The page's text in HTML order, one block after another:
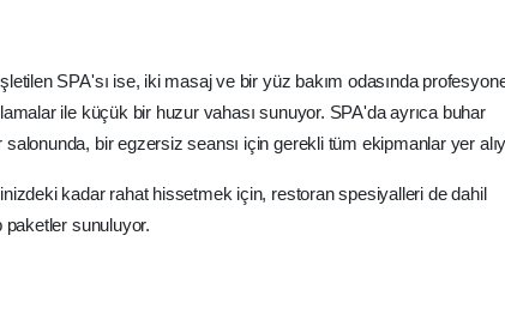
SPA'sı ise, iki masaj ve bir yüz bakım odasında
ile küçük bir huzur vahası sunuyor. SPA'da ayrıca buhar
bir egzersiz seansı için gerekli tüm ekipmanlar yer
kadar rahat hissetmek için, restoran spesiyalleri de dahil
sunuluyor.